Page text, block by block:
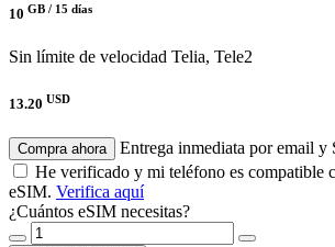
10 GB / 15 días
Sin límite de velocidad Telia, Tele2
13.20 USD
Compra ahora
Entrega inmediata por email y
He verificado y mi teléfono es compatible
eSIM. Verifica aquí
¿Cuántos eSIM necesitas?